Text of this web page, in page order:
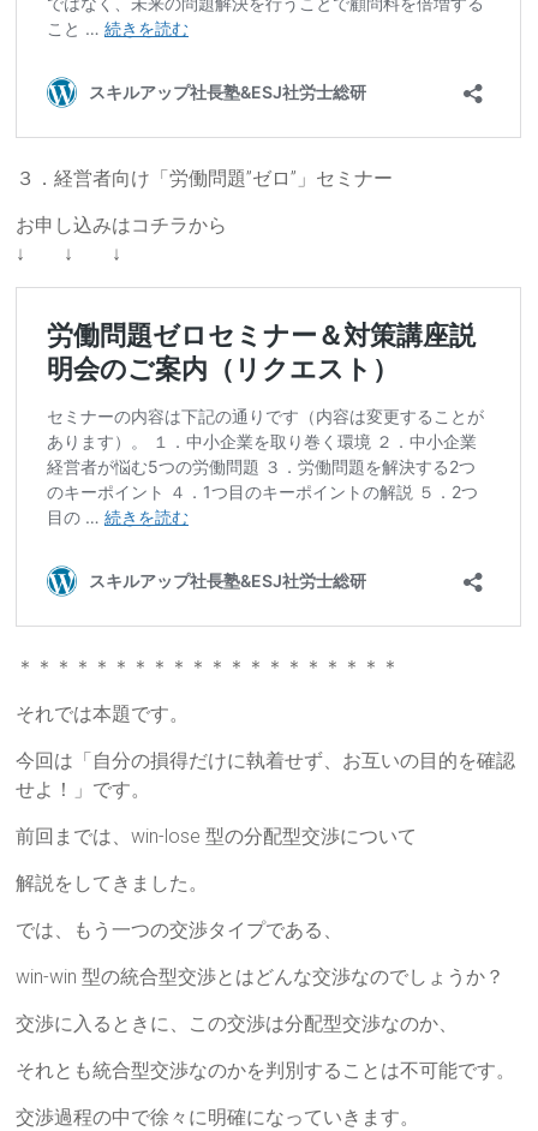
３．経営者向け「労働問題”ゼロ”」セミナー
お申し込みはコチラから
↓ ↓ ↓
＊＊＊＊＊＊＊＊＊＊＊＊＊＊＊＊＊＊＊＊
それでは本題です。
今回は「自分の損得だけに執着せず、お互いの目的を確認
せよ！」です。
前回までは、win-lose 型の分配型交渉について
解説をしてきました。
では、もう一つの交渉タイプである、
win-win 型の統合型交渉とはどんな交渉なのでしょうか？
交渉に入るときに、この交渉は分配型交渉なのか、
それとも統合型交渉なのかを判別することは不可能です。
交渉過程の中で徐々に明確になっていきます。